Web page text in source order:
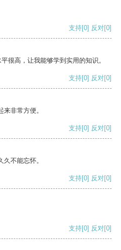
支持[0] 反对[0]
很高，让我能够学到实用的知识。
支持[0] 反对[0]
非常方便。
支持[0] 反对[0]
不能忘怀。
支持[0] 反对[0]
支持[0] 反对[0]